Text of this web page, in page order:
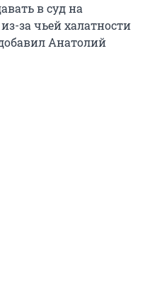
в суд на
за чьей халатности
Анатолий